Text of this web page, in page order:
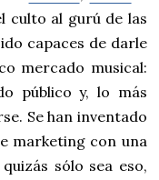
culto al gurú de las
capaces de darle
mercado musical:
público y, lo más
Se han inventado
marketing con una
sólo sea eso,